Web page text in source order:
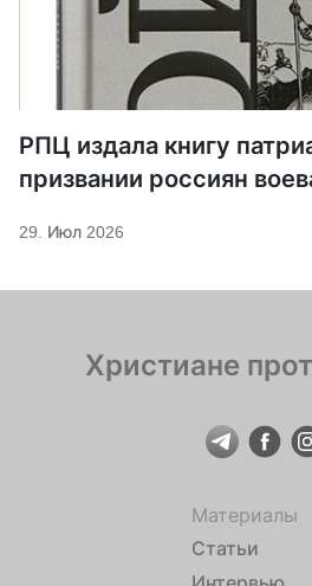
РПЦ издала книгу
призвании россиян
29. Июл 2026
Христиане
Материалы
Статьи